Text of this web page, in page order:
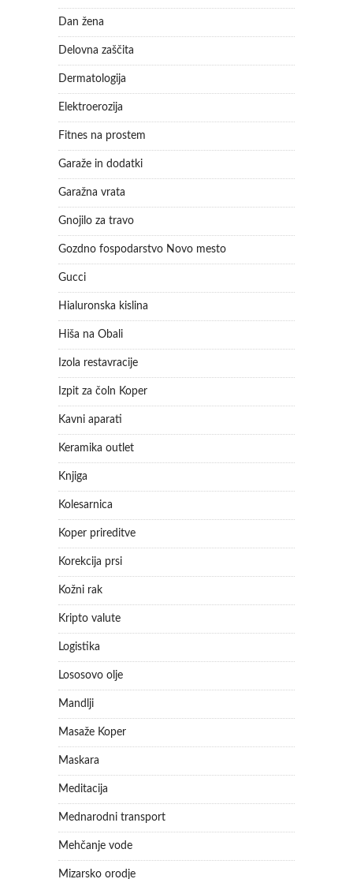
Dan žena
Delovna zaščita
Dermatologija
Elektroerozija
Fitnes na prostem
Garaže in dodatki
Garažna vrata
Gnojilo za travo
Gozdno fospodarstvo Novo mesto
Gucci
Hialuronska kislina
Hiša na Obali
Izola restavracije
Izpit za čoln Koper
Kavni aparati
Keramika outlet
Knjiga
Kolesarnica
Koper prireditve
Korekcija prsi
Kožni rak
Kripto valute
Logistika
Lososovo olje
Mandlji
Masaže Koper
Maskara
Meditacija
Mednarodni transport
Mehčanje vode
Mizarsko orodje